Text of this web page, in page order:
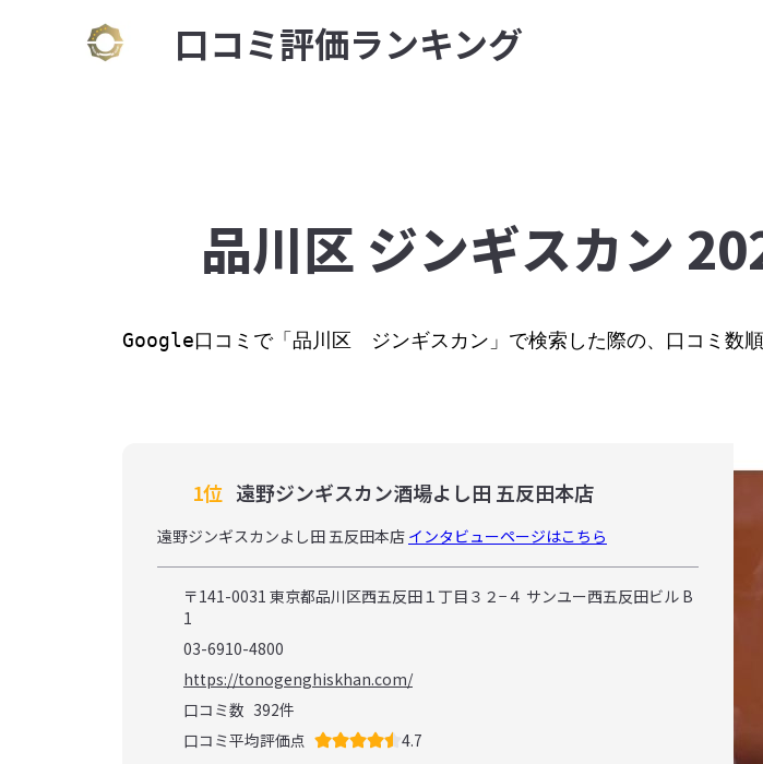
⼝コミ評価ランキング
品川区 ジンギスカン
Google⼝コミで「品川区　ジンギスカン」で検索した際の、口コミ数順
1位 遠野ジンギスカン酒場よし田 五反田本店
遠野ジンギスカンよし田 五反田本店 インタビューページはこちら
〒141-0031 東京都品川区西五反田１丁目３２−４ サンユー西五反田ビル B
1
03-6910-4800
https://tonogenghiskhan.com/
口コミ数 392件
口コミ平均評価点
4.7